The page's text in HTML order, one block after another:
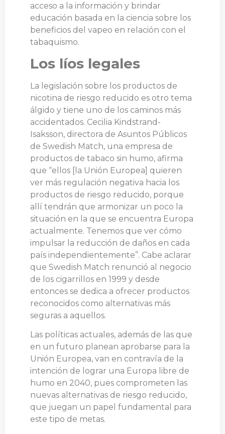
acceso a la información y brindar
educación basada en la ciencia sobre los
beneficios del vapeo en relación con el
tabaquismo.
Los líos legales
La legislación sobre los productos de
nicotina de riesgo reducido es otro tema
álgido y tiene uno de los caminos más
accidentados. Cecilia Kindstrand-
Isaksson, directora de Asuntos Públicos
de Swedish Match, una empresa de
productos de tabaco sin humo, afirma
que “ellos [la Unión Europea] quieren
ver más regulación negativa hacia los
productos de riesgo reducido, porque
allí tendrán que armonizar un poco la
situación en la que se encuentra Europa
actualmente. Tenemos que ver cómo
impulsar la reducción de daños en cada
país independientemente”. Cabe aclarar
que Swedish Match renunció al negocio
de los cigarrillos en 1999 y desde
entonces se dedica a ofrecer productos
reconocidos como alternativas más
seguras a aquellos.
Las políticas actuales, además de las que
en un futuro planean aprobarse para la
Unión Europea, van en contravía de la
intención de lograr una Europa libre de
humo en 2040, pues comprometen las
nuevas alternativas de riesgo reducido,
que juegan un papel fundamental para
este tipo de metas.